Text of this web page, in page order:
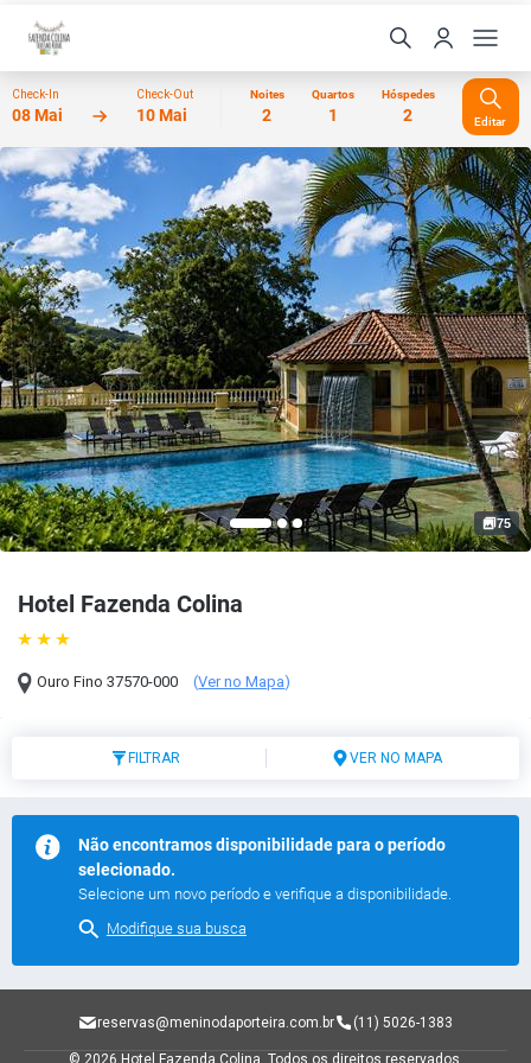
Check-In
08 Mai
Check-Out
10 Mai
Noites
2
Quartos
1
Hóspedes
2 Editar
Hotel Fazenda Colina
Ouro Fino 37570-000 (Ver no Mapa)
75
FILTRAR VER NO MAPA
Não encontramos disponibilidade para o período
selecionado.
Selecione um novo período e verifique a disponibilidade.
Modifique sua busca
reservas@meninodaporteira.com.br (11) 5026-1383
© 2026 Hotel Fazenda Colina. Todos os direitos reservados.